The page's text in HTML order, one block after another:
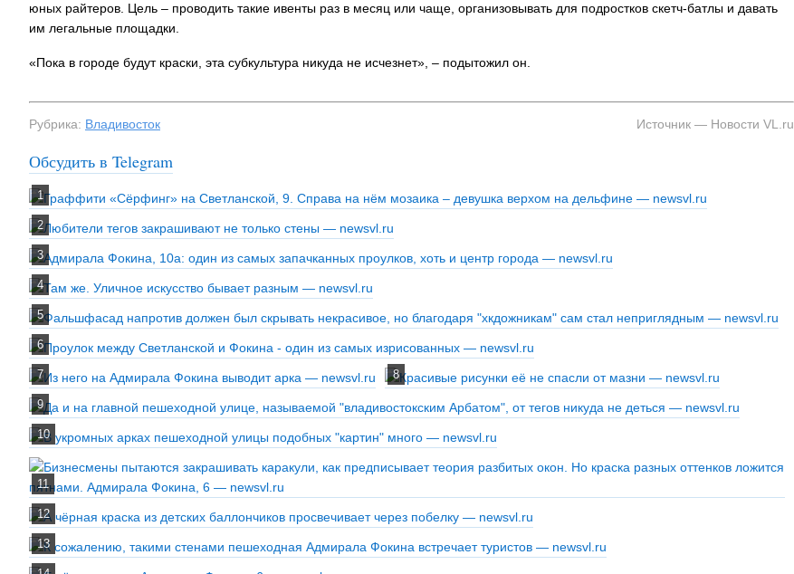
юных райтеров. Цель – проводить такие ивенты раз в месяц или чаще, организовывать для подростков скетч-батлы и давать
им легальные площадки.
«Пока в городе будут краски, эта субкультура никуда не исчезнет», – подытожил он.
Рубрика: Владивосток Источник — Новости VL.ru
Обсудить в Telegram